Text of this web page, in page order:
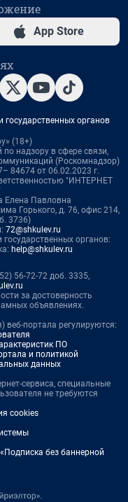
App Store
органов
(18+)
надзору в сфере связи,
(Роскомнадзор)
84674 от 06.02.2023 г.
"ИНТЕРНЕТ
Елена Павловна
Горького, д. 76, офис 214,
3736)
72@shkulev.ru
органов:
help@shkulev.ru
56-72-72 доб. 3335,
за достоверность
объявлениях.
веб-портала регулируются:
ПО
и политикой
данных
сервиса, специальные
не требуются
cookies
без баннерной